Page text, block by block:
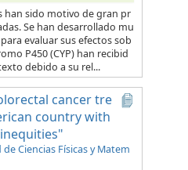
han sido motivo de gran pr
Se han desarrollado mu
evaluar sus efectos sob
P450 (CYP) han recibid
debido a su rel...
cancer tre
country with
de Ciencias Físicas y Matem